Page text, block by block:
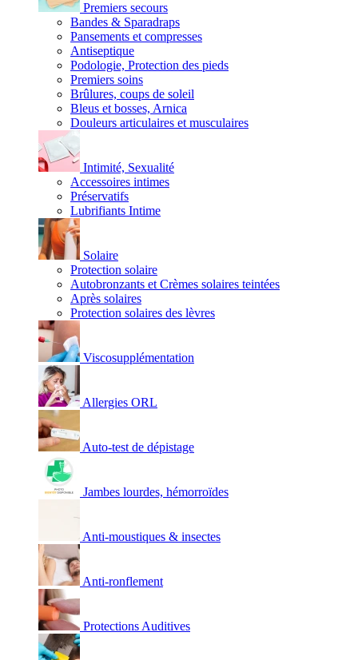
Premiers secours
Bandes & Sparadraps
Pansements et compresses
Antiseptique
Podologie, Protection des pieds
Premiers soins
Brûlures, coups de soleil
Bleus et bosses, Arnica
Douleurs articulaires et musculaires
Intimité, Sexualité
Accessoires intimes
Préservatifs
Lubrifiants Intime
Solaire
Protection solaire
Autobronzants et Crèmes solaires teintées
Après solaires
Protection solaires des lèvres
Viscosupplémentation
Allergies ORL
Auto-test de dépistage
Jambes lourdes, hémorroïdes
Anti-moustiques & insectes
Anti-ronflement
Protections Auditives